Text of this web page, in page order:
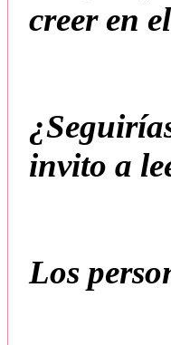
creer en
invito a
Los